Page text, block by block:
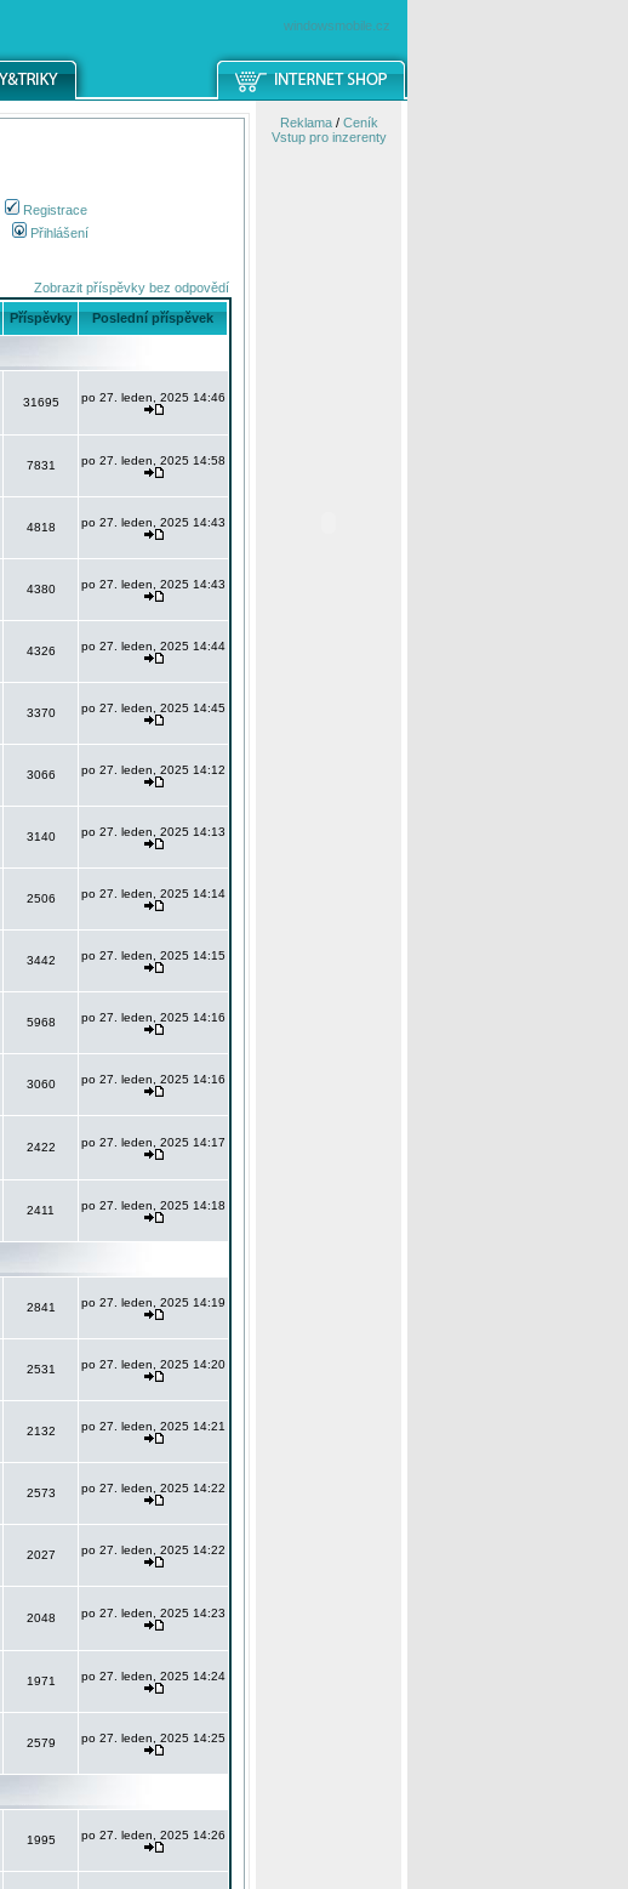
windowsmobile.cz
Registrace
Přihlášení
Zobrazit příspěvky bez odpovědí
Příspěvky Poslední příspěvek
31695 po 27. leden, 2025 14:46
7831 po 27. leden, 2025 14:58
4818 po 27. leden, 2025 14:43
4380 po 27. leden, 2025 14:43
4326 po 27. leden, 2025 14:44
3370 po 27. leden, 2025 14:45
3066 po 27. leden, 2025 14:12
3140 po 27. leden, 2025 14:13
2506 po 27. leden, 2025 14:14
3442 po 27. leden, 2025 14:15
5968 po 27. leden, 2025 14:16
3060 po 27. leden, 2025 14:16
2422 po 27. leden, 2025 14:17
2411 po 27. leden, 2025 14:18
2841 po 27. leden, 2025 14:19
2531 po 27. leden, 2025 14:20
2132 po 27. leden, 2025 14:21
2573 po 27. leden, 2025 14:22
2027 po 27. leden, 2025 14:22
2048 po 27. leden, 2025 14:23
1971 po 27. leden, 2025 14:24
2579 po 27. leden, 2025 14:25
1995 po 27. leden, 2025 14:26
Reklama/ Ceník
Vstup pro inzerenty